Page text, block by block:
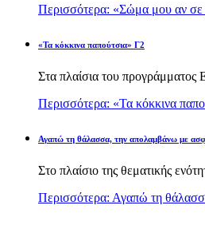
Περισσότερα: «Σώμα μου αν
«Τα κόκκινα παπούτσια» Γ2
Στα πλαίσια του προγράμματος
Περισσότερα: «Τα κόκκινα
Αγαπώ τη θάλασσα, την απολαμβάνω με
Στο πλαίσιο της θεματικής
Περισσότερα: Αγαπώ τη